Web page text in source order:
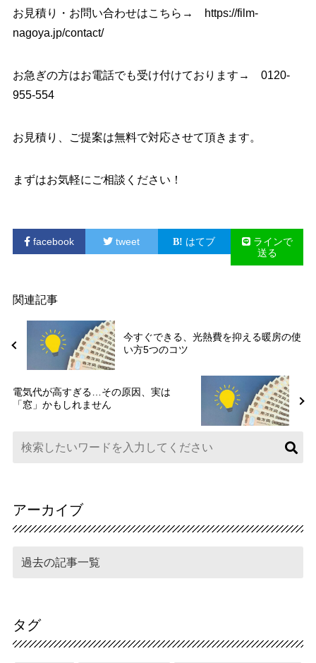
お見積り・お問い合わせはこちら→
https://film-
nagoya.jp/contact/
お急ぎの方はお電話でも受け付けております→ 0120-
955-554
お見積り、ご提案は無料で対応させて頂きます。
まずはお気軽にご相談ください！
facebook tweet はてブ
ラインで
送る
関連記事
今すぐできる、光熱費を抑える暖房の使
い方5つのコツ
電気代が高すぎる…その原因、実は
「窓」かもしれません
アーカイブ
タグ